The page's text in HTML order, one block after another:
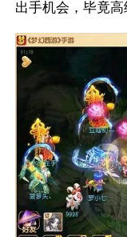
出手机会，毕竟高